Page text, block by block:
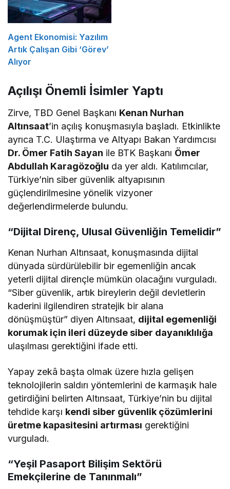
Agent Ekonomisi: Yazılım
Artık Çalışan Gibi ‘Görev’
Alıyor
Açılışı Önemli İsimler Yaptı
Zirve, TBD Genel Başkanı Kenan Nurhan
Altınsaat’in açılış konuşmasıyla başladı. Etkinlikte
ayrıca T.C. Ulaştırma ve Altyapı Bakan Yardımcısı
Dr. Ömer Fatih Sayan ile BTK Başkanı Ömer
Abdullah Karagözoğlu da yer aldı. Katılımcılar,
Türkiye’nin siber güvenlik altyapısının
güçlendirilmesine yönelik vizyoner
değerlendirmelerde bulundu.
“Dijital Direnç, Ulusal Güvenliğin Temelidir”
Kenan Nurhan Altınsaat, konuşmasında dijital
dünyada sürdürülebilir bir egemenliğin ancak
yeterli dijital dirençle mümkün olacağını vurguladı.
“Siber güvenlik, artık bireylerin değil devletlerin
kaderini ilgilendiren stratejik bir alana
dönüşmüştür” diyen Altınsaat, dijital egemenliği
korumak için ileri düzeyde siber dayanıklılığa
ulaşılması gerektiğini ifade etti.
Yapay zekâ başta olmak üzere hızla gelişen
teknolojilerin saldırı yöntemlerini de karmaşık hale
getirdiğini belirten Altınsaat, Türkiye’nin bu dijital
tehdide karşı kendi siber güvenlik çözümlerini
üretme kapasitesini artırması gerektiğini
vurguladı.
“Yeşil Pasaport Bilişim Sektörü
Emekçilerine de Tanınmalı”